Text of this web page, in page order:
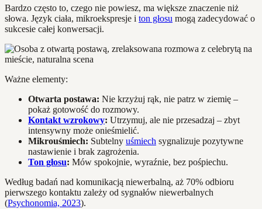
Bardzo często to, czego nie powiesz, ma większe znaczenie niż
słowa. Język ciała, mikroekspresje i ton głosu mogą zadecydować o
sukcesie całej konwersacji.
Ważne elementy:
Otwarta postawa: Nie krzyżuj rąk, nie patrz w ziemię –
pokaż gotowość do rozmowy.
Kontakt wzrokowy: Utrzymuj, ale nie przesadzaj – zbyt
intensywny może onieśmielić.
Mikrouśmiech: Subtelny uśmiech sygnalizuje pozytywne
nastawienie i brak zagrożenia.
Ton głosu: Mów spokojnie, wyraźnie, bez pośpiechu.
Według badań nad komunikacją niewerbalną, aż 70% odbioru
pierwszego kontaktu zależy od sygnałów niewerbalnych
(Psychonomia, 2023).